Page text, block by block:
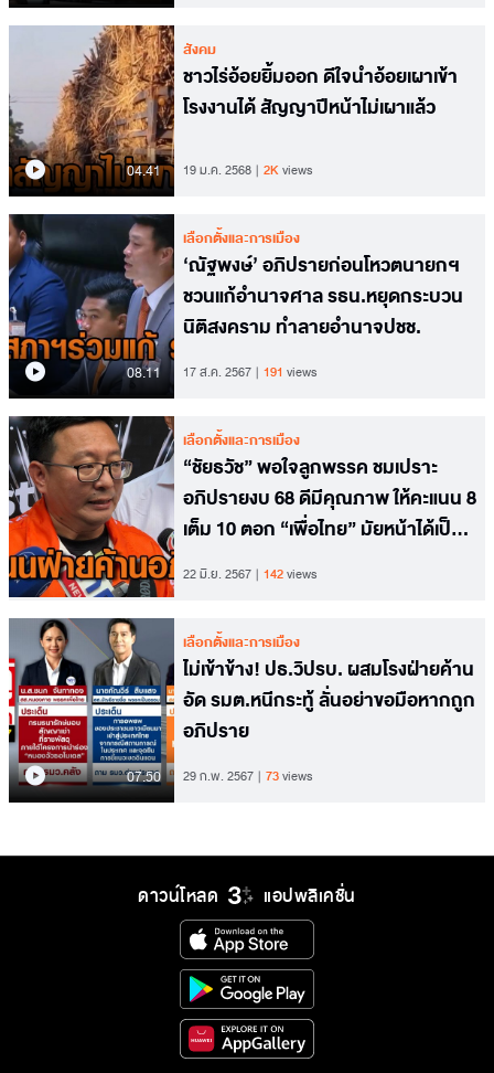
04.41
สังคม
ชาวไร่อ้อยยิ้มออก ดีใจนำอ้อยเผาเข้า
โรงงานได้ สัญญาปีหน้าไม่เผาแล้ว
19 ม.ค. 2568 2Kviews
08.11
เลือกตั้งและการเมือง
‘ณัฐพงษ์’ อภิปรายก่อนโหวตนายกฯ
ชวนแก้อำนาจศาล รธน.หยุดกระบวน
นิติสงคราม ทำลายอำนาจปชช.
17 ส.ค. 2567 191 views
เลือกตั้งและการเมือง
“ชัยธวัช” พอใจลูกพรรค ชมเปราะ
อภิปรายงบ 68 ดีมีคุณภาพ ให้คะแนน 8
เต็ม 10 ตอก “เพื่อไทย” มัยหน้าได้เป็น
22 มิ.ย. 2567 142views
07.50
เลือกตั้งและการเมือง
ไม่เข้าข้าง! ปธ.วิปรบ. ผสมโรงฝ่ายค้าน
อัด รมต.หนีกระทู้ ลั่นอย่าขอมือหากถูก
อภิปราย
29 ก.พ. 2567 73views
ดาวน์โหลด แอปพลิเคชั่น